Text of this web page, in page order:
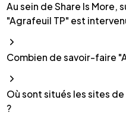
Au sein de Share Is More,
"Agrafeuil TP" est
Combien de savoir-faire
Où sont situés les sites
?